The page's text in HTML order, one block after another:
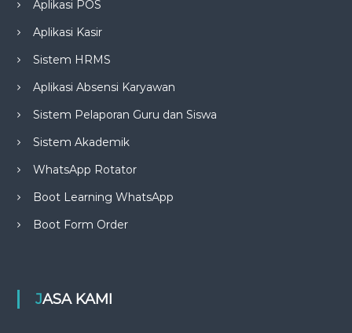
Aplikasi POS
Aplikasi Kasir
Sistem HRMS
Aplikasi Absensi Karyawan
Sistem Pelaporan Guru dan Siswa
Sistem Akademik
WhatsApp Rotator
Boot Learning WhatsApp
Boot Form Order
JASA KAMI